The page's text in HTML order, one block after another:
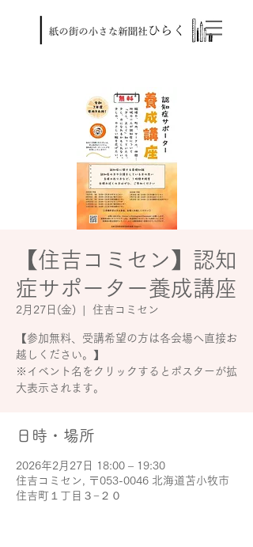
【住吉コミセン】認知
症サポーター養成講座
2月27日(金) 住吉コミセン
【参加無料、受講希望の方は各会場へ直接お
越しください。】
※イベント名をクリックするとポスターが拡
大表示されます。
日時・場所
2026年2月27日 18:00 – 19:30
住吉コミセン, 〒053-0046 北海道苫小牧市
住吉町１丁目３−２０